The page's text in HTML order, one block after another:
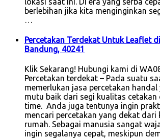
berlebihan jika kita menginginkan
Percetakan Terdekat Untuk Leaflet
Bandung, 40241
Klik Sekarang! Hubungi kami di
Percetakan terdekat – Pada suatu
memerlukan jasa percetakan
mutu baik dari segi kualitas cetakan
time. Anda juga tentunya ingin
mencari percetakan yang dekat dari
rumah. Sebagai manusia sangat
ingin segalanya cepat, meskipun